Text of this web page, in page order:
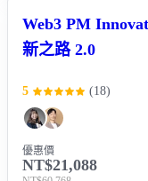
Web3 PM
新之路 2.0
5 (18)
優惠價
NT$21,088